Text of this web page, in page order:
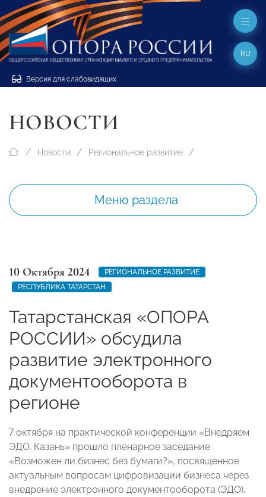
Версия для слабовидящих
RU
НОВОСТИ
Новости Региональное развитие
Меню раздела
10 Октября 2024
РЕГИОНАЛЬНОЕ РАЗВИТИЕ
РЕСПУБЛИКА ТАТАРСТАН
Татарстанская «ОПОРА
РОССИИ» обсудила
развитие электронного
документооборота в
регионе
7 октября на практической конференции «Внедряем
ЭДО. Казань» прошло пленарное заседание
«Возможен ли бизнес без бумаги?», посвященное
актуальным вопросам цифровизации бизнеса через
внедрение электронного документооборота (ЭДО).